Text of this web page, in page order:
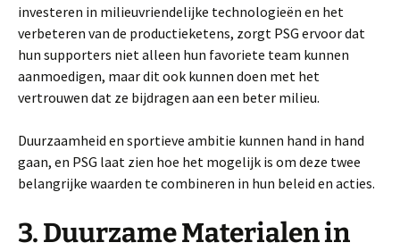
investeren in milieuvriendelijke technologieën en het
verbeteren van de productieketens, zorgt PSG ervoor dat
hun supporters niet alleen hun favoriete team kunnen
aanmoedigen, maar dit ook kunnen doen met het
vertrouwen dat ze bijdragen aan een beter milieu.
Duurzaamheid en sportieve ambitie kunnen hand in hand
gaan, en PSG laat zien hoe het mogelijk is om deze twee
belangrijke waarden te combineren in hun beleid en acties.
3. Duurzame Materialen in